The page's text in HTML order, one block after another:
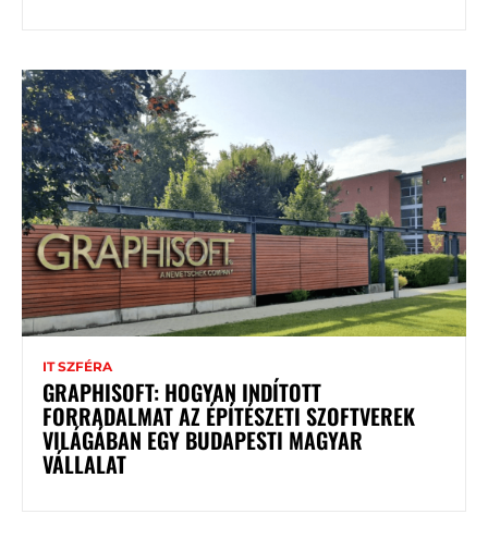
IT SZFÉRA
GRAPHISOFT: HOGYAN INDÍTOTT
FORRADALMAT AZ ÉPÍTÉSZETI SZOFTVEREK
VILÁGÁBAN EGY BUDAPESTI MAGYAR
VÁLLALAT